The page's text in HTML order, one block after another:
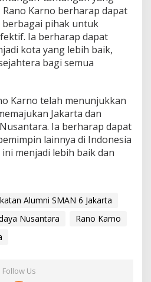
Karno berharap dapat
berbagai pihak untuk
Ia berharap dapat
kota yang lebih baik,
bagi semua
Karno telah menunjukkan
Jakarta dan
Ia berharap dapat
lainnya di Indonesia
menjadi lebih baik dan
Alumni SMAN 6 Jakarta
Nusantara
Rano Karno
Follow Us